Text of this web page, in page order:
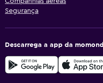
Segurança
Descarrega a app da